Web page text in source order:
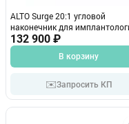
ALTO Surge 20:1 угловой
наконечник для
хирургии Micro-Mega
132 900 ₽
В корзину
✉️Запросить КП